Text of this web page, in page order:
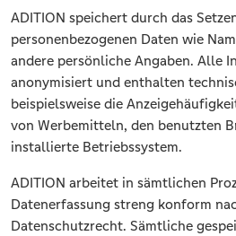
ADITION speichert durch das
personenbezogenen Daten wie
andere persönliche Angaben. Alle
anonymisiert und enthalten
beispielsweise die
von Werbemitteln, den benutzten
installierte Betriebssystem.
ADITION arbeitet in sämtlichen
Datenerfassung streng konform
Datenschutzrecht. Sämtliche